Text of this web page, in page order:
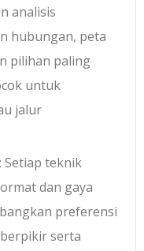
analisis
hubungan, peta
pilihan paling
untuk
jalur
Setiap teknik
dan gaya
preferensi
serta